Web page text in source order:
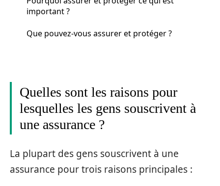
important ?
Que pouvez-vous assurer et protéger ?
Quelles sont les raisons pour
lesquelles les gens souscrivent à
une assurance ?
La plupart des gens souscrivent à une
assurance pour trois raisons principales :